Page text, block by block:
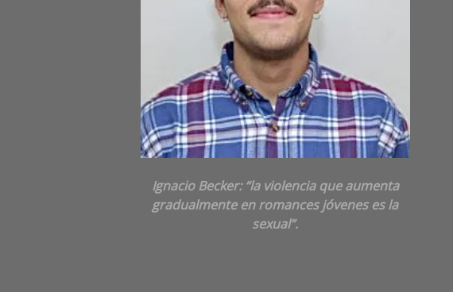
Ignacio Becker: “la violencia que aumenta
gradualmente en romances jóvenes es la
sexual”.